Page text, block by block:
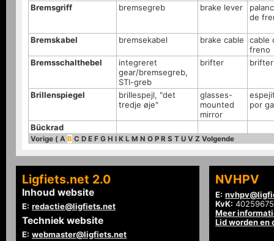
Bremsgriff bremsegreb brake lever
de
Bremskabel bremsekabel brake cable
cable
freno
Bremsschalthebel
integreret
gear/bremsegreb,
STI-greb
brifter brifter
Brillenspiegel
brillespejl, "det
tredje øje"
glasses-
mounted
mirror
por
Bückrad
Vorige ( A B C D E F G H I K L M N O P R S T U V Z Volgende
Ligfiets.net 2.0
Inhoud website
E: redactie@ligfiets.net
Techniek website
E: webmaster@ligfiets.net
NVHPV
E:
KvK: 40259675
Meer
Lid worden en